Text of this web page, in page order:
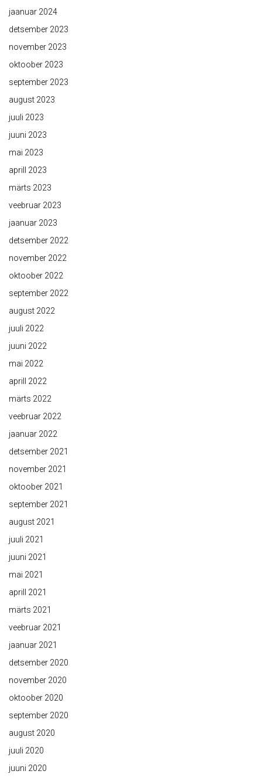
jaanuar 2024
detsember 2023
november 2023
oktoober 2023
september 2023
august 2023
juuli 2023
juuni 2023
mai 2023
aprill 2023
märts 2023
veebruar 2023
jaanuar 2023
detsember 2022
november 2022
oktoober 2022
september 2022
august 2022
juuli 2022
juuni 2022
mai 2022
aprill 2022
märts 2022
veebruar 2022
jaanuar 2022
detsember 2021
november 2021
oktoober 2021
september 2021
august 2021
juuli 2021
juuni 2021
mai 2021
aprill 2021
märts 2021
veebruar 2021
jaanuar 2021
detsember 2020
november 2020
oktoober 2020
september 2020
august 2020
juuli 2020
juuni 2020